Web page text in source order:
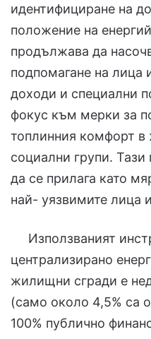
идентифициране на
положение на
продължава да
подпомагане на лица
доходи и специални
фокус към мерки за
топлинния комфорт в
социални групи.
да се прилага като
най- уязвимите лица
Използваният
централизирано
жилищни сгради е
(само около 4,5% са
100% публично